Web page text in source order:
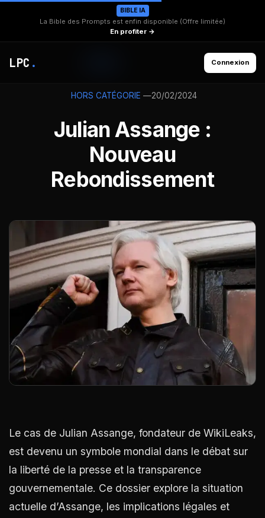
BIBLE IA
La Bible des Prompts est enfin disponible (Offre limitée)
En profiter →
LPC . Connexion
HORS CATÉGORIE —20/02/2024
Julian Assange :
Nouveau
Rebondissement
Le cas de Julian Assange, fondateur de WikiLeaks,
est devenu un symbole mondial dans le débat sur
la liberté de la presse et la transparence
gouvernementale. Ce dossier explore la situation
actuelle d’Assange, les implications légales et